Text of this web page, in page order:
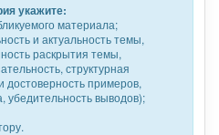
укажите:
материала;
и актуальность темы,
раскрытия темы,
структурная
достоверность примеров,
убедительность выводов);